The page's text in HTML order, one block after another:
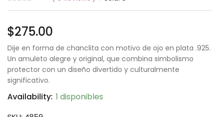
$275.00
Dije en forma de chanclita con motivo de ojo en plata .925.
Un amuleto alegre y original, que combina simbolismo
protector con un diseño divertido y culturalmente
significativo.
Availability: 1 disponibles